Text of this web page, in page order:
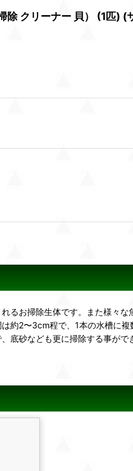
除 クリーナー 貝） (1匹)
るお掃除生体です。また様々
約2〜3cm程で、1本の水槽に
砂なども更に掃除する事がで